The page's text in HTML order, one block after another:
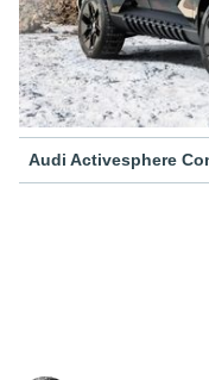
Audi Activesphere